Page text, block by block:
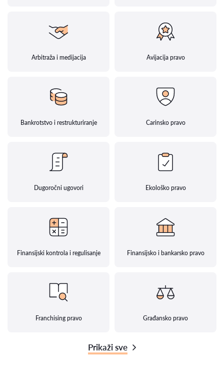
Arbitraža i medijacija Avijacija pravo
Bankrotstvo i restrukturiranje Carinsko pravo
Dugoročni ugovori Ekološko pravo
Finansijski kontrola i regulisanje Finansijsko i bankarsko pravo
Franchising pravo Građansko pravo
Prikaži sve